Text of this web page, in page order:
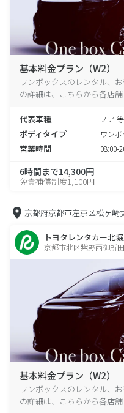
基本料金プラン（W2）
ワンボックスのレンタル、
の詳細は、こちらから各店舗
代表車種 ノア 等
ボディタイプ ワン
営業時間 08:00-
6時間まで14,300円
免責補償制度1,100円
京都府京都市左京区松ヶ崎
トヨタレンタカー北
京都市北区紫野西御所
基本料金プラン（W2）
ワンボックスのレンタル、
の詳細は、こちらから各店舗